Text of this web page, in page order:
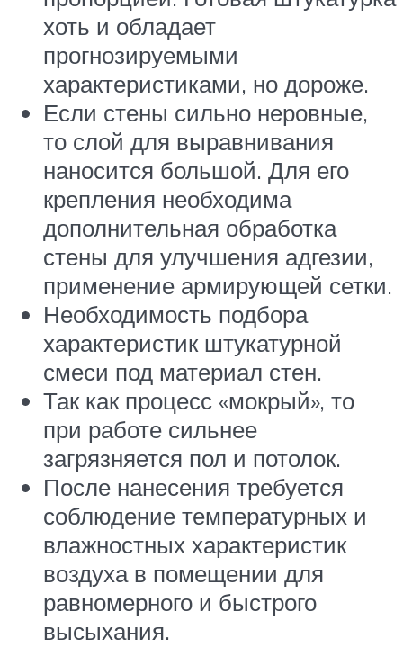
хоть и обладает
прогнозируемыми
характеристиками, но дороже.
Если стены сильно неровные,
то слой для выравнивания
наносится большой. Для его
крепления необходима
дополнительная обработка
стены для улучшения адгезии,
применение армирующей сетки.
Необходимость подбора
характеристик штукатурной
смеси под материал стен.
Так как процесс «мокрый», то
при работе сильнее
загрязняется пол и потолок.
После нанесения требуется
соблюдение температурных и
влажностных характеристик
воздуха в помещении для
равномерного и быстрого
высыхания.